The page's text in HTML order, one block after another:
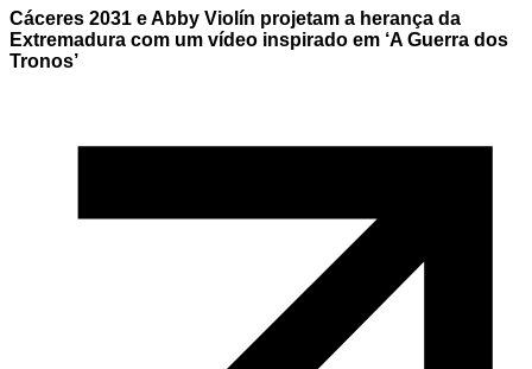
Cáceres 2031 e Abby Violín projetam a herança da
Extremadura com um vídeo inspirado em ‘A Guerra dos
Tronos’